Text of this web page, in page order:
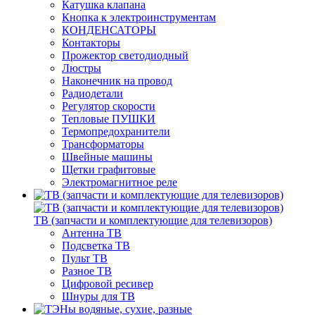
Катушка клапана
Кнопка к электроинструментам
КОНДЕНСАТОРЫ
Контакторы
Прожектор светодиодный
Люстры
Наконечник на провод
Радиодетали
Регулятор скорости
Тепловые ПУШКИ
Термопредохранители
Трансформаторы
Швейные машины
Щетки графитовые
Электромагнитное реле
ТВ (запчасти и комплектующие для телевизоров)
Антенна ТВ
Подсветка ТВ
Пульт ТВ
Разное ТВ
Цифровой ресивер
Шнуры для ТВ